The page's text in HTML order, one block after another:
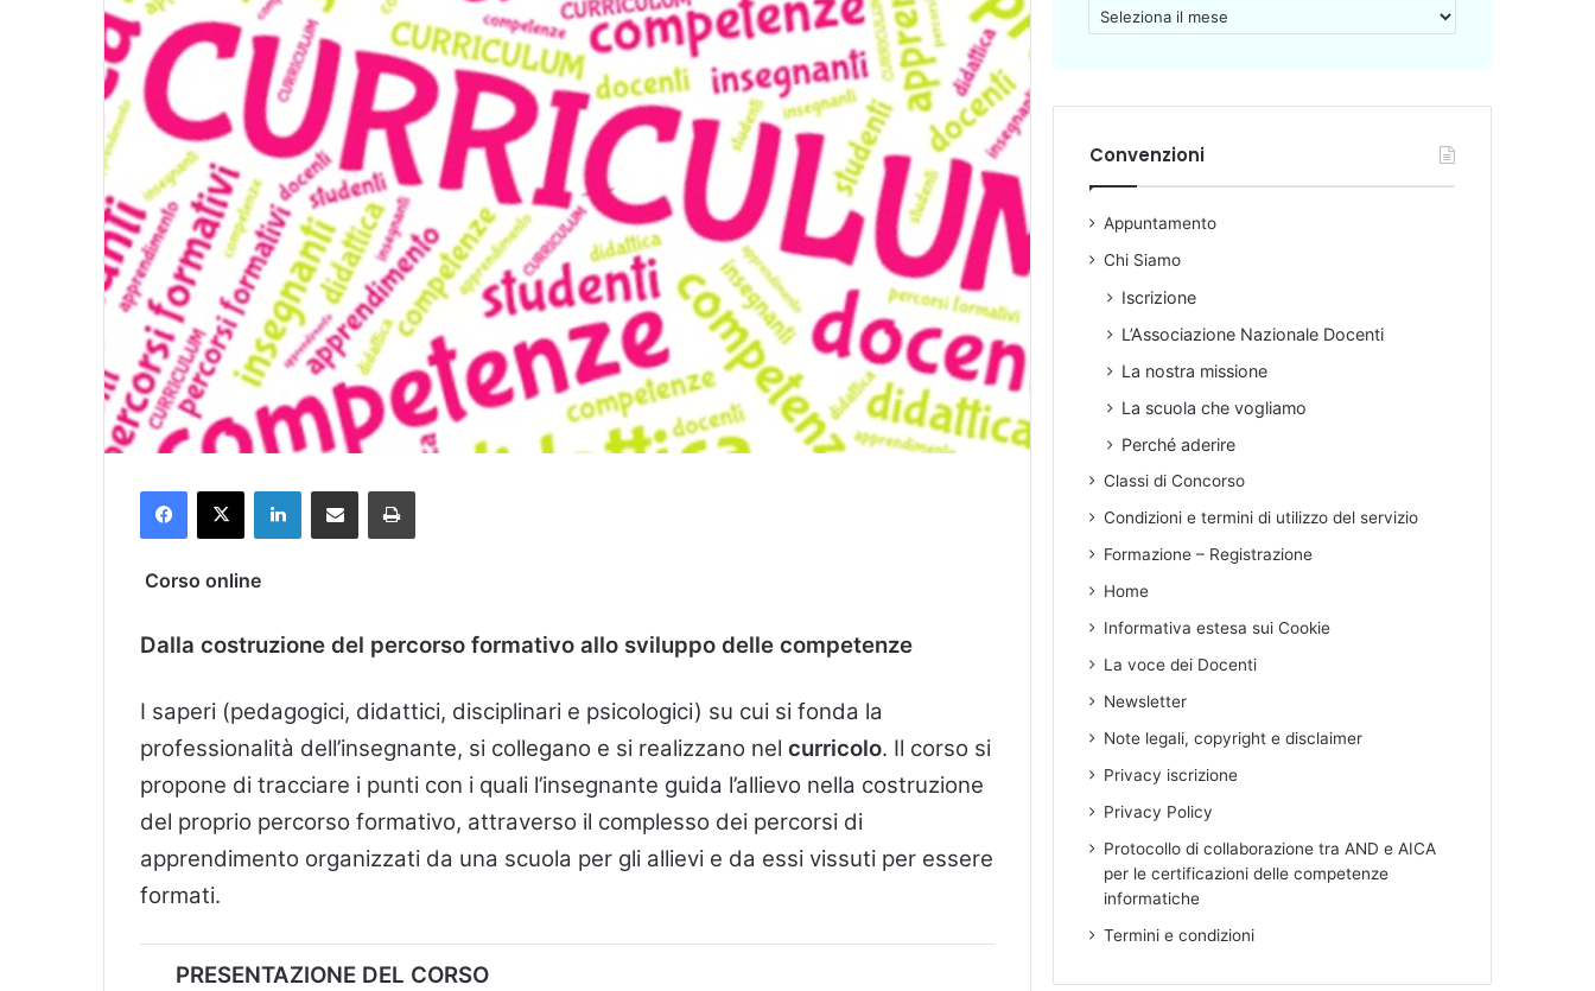
Corso online
Dalla costruzione del percorso formativo allo sviluppo delle competenze
I saperi (pedagogici, didattici, disciplinari e psicologici) su cui si fonda la
professionalità dell’insegnante, si collegano e si realizzano nel curricolo. Il corso si
propone di tracciare i punti con i quali l’insegnante guida l’allievo nella costruzione
del proprio percorso formativo, attraverso il complesso dei percorsi di
apprendimento organizzati da una scuola per gli allievi e da essi vissuti per essere
formati.
PRESENTAZIONE DEL CORSO
r
i
i
o
Convenzioni
Appuntamento
Chi Siamo
Iscrizione
L’Associazione Nazionale Docenti
La nostra missione
La scuola che vogliamo
Perché aderire
Classi di Concorso
Condizioni e termini di utilizzo del servizio
Formazione – Registrazione
Home
Informativa estesa sui Cookie
La voce dei Docenti
Newsletter
Note legali, copyright e disclaimer
Privacy iscrizione
Privacy Policy
Protocollo di collaborazione tra AND e AICA
per le certificazioni delle competenze
informatiche
Termini e condizioni